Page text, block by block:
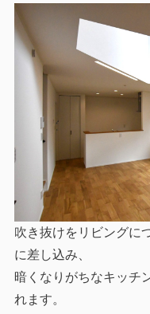
吹き抜けをリビングに
に差し込み、
暗くなりがちなキッチ
れます。